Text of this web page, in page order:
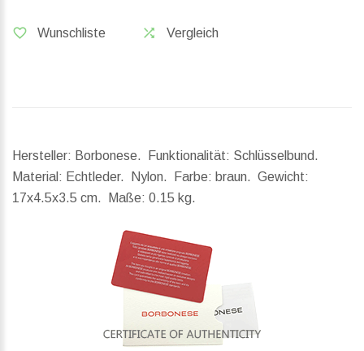
Wunschliste Vergleich
Hersteller: Borbonese. Funktionalität: Schlüsselbund.
Material: Echtleder. Nylon. Farbe: braun. Gewicht:
17x4.5x3.5 cm.
Maße: 0.15 kg.